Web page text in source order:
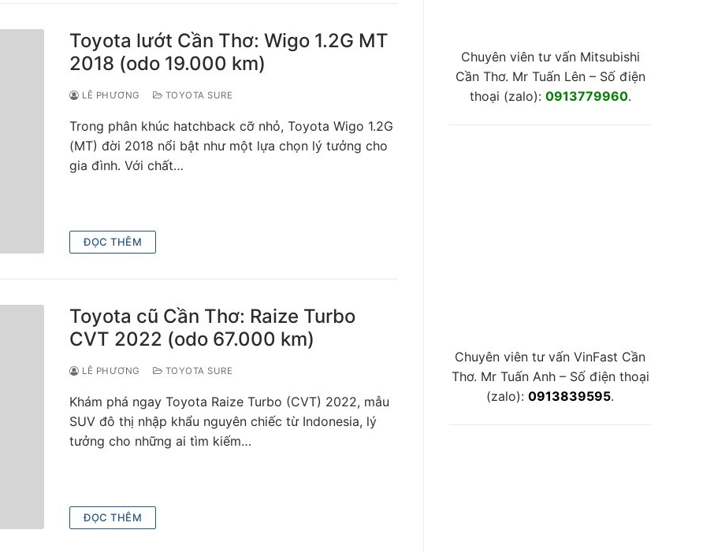
Toyota lướt Cần Thơ: Wigo 1.2G MT
2018 (odo 19.000 km)
LÊ PHƯƠNG TOYOTA SURE
Trong phân khúc hatchback cỡ nhỏ, Toyota Wigo 1.2G
(MT) đời 2018 nổi bật như một lựa chọn lý tưởng cho
gia đình. Với chất…
ĐỌC THÊM
Toyota cũ Cần Thơ: Raize Turbo
CVT 2022 (odo 67.000 km)
LÊ PHƯƠNG TOYOTA SURE
Khám phá ngay Toyota Raize Turbo (CVT) 2022, mẫu
SUV đô thị nhập khẩu nguyên chiếc từ Indonesia, lý
tưởng cho những ai tìm kiếm…
ĐỌC THÊM
Chuyên viên tư vấn Mitsubishi
Cần Thơ. Mr Tuấn Lên – Số điện
thoại (zalo): 0913779960.
Chuyên viên tư vấn VinFast Cần
Thơ. Mr Tuấn Anh – Số điện thoại
(zalo): 0913839595.